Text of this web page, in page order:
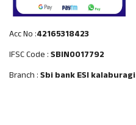
Acc No :42165318423
IFSC Code :SBIN0017792
Branch :Sbi bank ESI kalaburagi